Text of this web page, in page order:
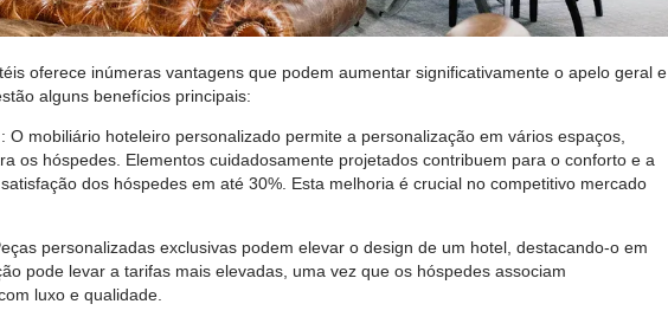
oferece inúmeras vantagens que podem aumentar significativamente o apelo geral e
alguns benefícios principais:
: O mobiliário hoteleiro personalizado permite a personalização em vários espaços,
os hóspedes. Elementos cuidadosamente projetados contribuem para o conforto e a
dos hóspedes em até 30%. Esta melhoria é crucial no competitivo mercado
personalizadas exclusivas podem elevar o design de um hotel, destacando-o em
pode levar a tarifas mais elevadas, uma vez que os hóspedes associam
luxo e qualidade.